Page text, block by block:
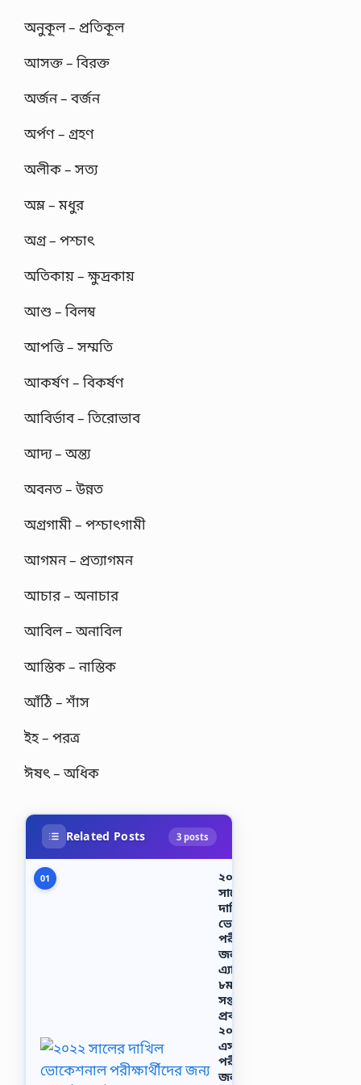
অনুকূল – প্রতিকূল
আসক্ত – বিরক্ত
অর্জন – বর্জন
অর্পণ – গ্রহণ
অলীক – সত্য
অম্ল – মধুর
অগ্র – পশ্চাৎ
অতিকায় – ক্ষুদ্রকায়
আশু – বিলম্ব
আপত্তি – সম্মতি
আকর্ষণ – বিকর্ষণ
আবির্ভাব – তিরোভাব
আদ্য – অন্ত্য
অবনত – উন্নত
অগ্রগামী – পশ্চাৎগামী
আগমন – প্রত্যাগমন
আচার – অনাচার
আবিল – অনাবিল
আস্তিক – নাস্তিক
আঁঠি – শাঁস
ইহ – পরত্র
ঈষৎ – অধিক
Related Posts 3 posts
01
২০২২
সালের
দাখিল
ভোকেশনাল
পরীক্ষার্থীদের
জন্য
এ্যাসাইনমেন্ট
৮ম
সপ্তাহের
প্রকাশ
২০২১,
এসএসসি
পরীক্ষার্থীদের
জন্য